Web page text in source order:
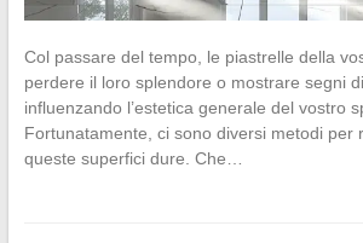
Col passare del tempo, le piastrelle della
perdere il loro splendore o mostrare segni
influenzando l’estetica generale del vostro
Fortunatamente, ci sono diversi metodi per
queste superfici dure. Che…